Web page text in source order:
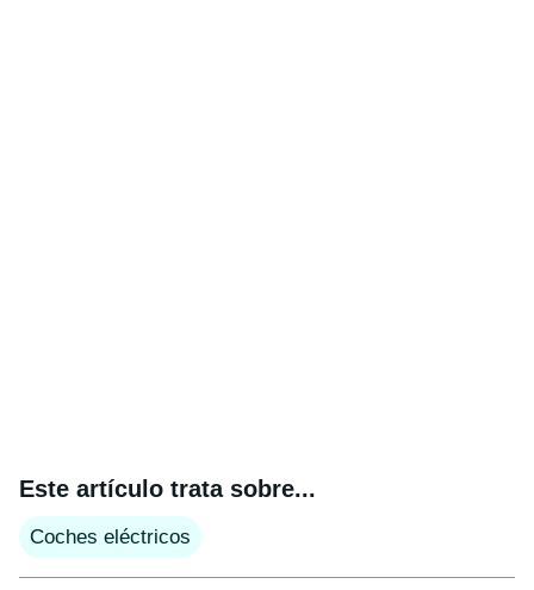
Este artículo trata sobre...
Coches eléctricos